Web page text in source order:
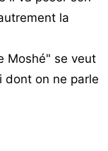
la
Moshé" se veut
dont on ne parle